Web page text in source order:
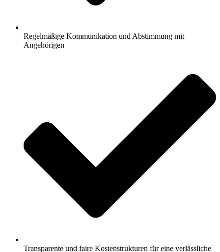
Regelmäßige Kommunikation und Abstimmung mit
Angehörigen
Transparente und faire Kostenstrukturen für eine verlässliche